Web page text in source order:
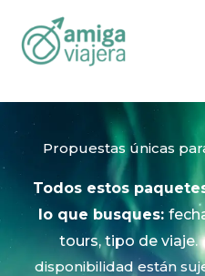
contenido
Propuestas únicas
Todos estos
lo que busques:
tours, tipo de viaje.
disponibilidad están